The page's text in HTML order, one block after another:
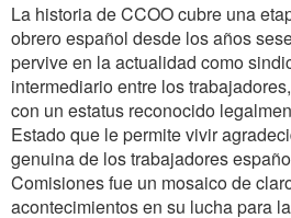
La historia de CCOO cubre una
obrero español desde los años
pervive en la actualidad como
intermediario entre los
con un estatus reconocido
Estado que le permite vivir
genuina de los trabajadores
Comisiones fue un mosaico de
acontecimientos en su lucha para